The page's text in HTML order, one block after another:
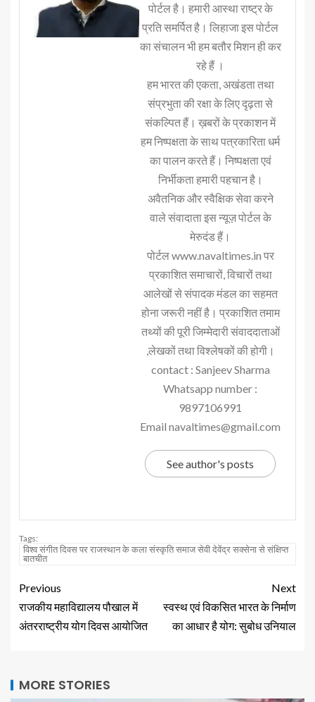
पोर्टल है। हमारी आस्था राष्ट्र के
प्रति समर्पित है। लिहाजा इस पोर्टल
का संचालन भी हम बतौर मिशन ही कर
रहे हैं ।
हम भारत की एकता, अखंडता तथा
संप्रभुता की रक्षा के लिए दृढ़ता से
संकल्पित हैं। ख़बरों के प्रकाशन में
हम निष्पक्षता के साथ पत्रकारिता धर्म
का पालन करते हैं। निष्पक्षता एवं
निर्भीकता हमारी पहचान है।
अवैतनिक और स्वैक्षिक सेवा करने
वाले संवादाता इस न्यूज़ पोर्टल के
मेरुदंड हैं।
पोर्टल www.navaltimes.in पर
प्रकाशित समाचारों, विचारों तथा
आलेखों से संपादक मंडल का सहमत
होना जरूरी नहीं है। प्रकाशित तमाम
तथ्यों की पूरी जिम्मेदारी संवाददाताओं
,लेखकों तथा विश्लेषकों की होगी।
contact : Sanjeev Sharma
Whatsapp number :
9897106991
Email navaltimes@gmail.com
See author's posts
Tags:
विश्व संगीत दिवस पर राजस्थान के कला संस्कृति समाज सेवी देवेंद्र सक्सेना से संक्षिप्त
बातचीत
Previous
राजकीय महाविद्यालय पौखाल में
अंतरराष्ट्रीय योग दिवस आयोजित
Next
स्वस्थ एवं विकसित भारत के निर्माण
का आधार है योग: सुबोध उनियाल
MORE STORIES